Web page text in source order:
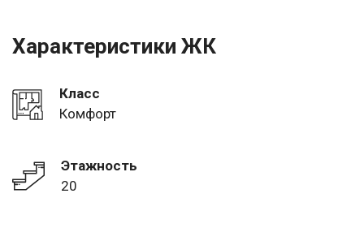
Характеристики ЖК
Класс
Комфорт
Этажность
20